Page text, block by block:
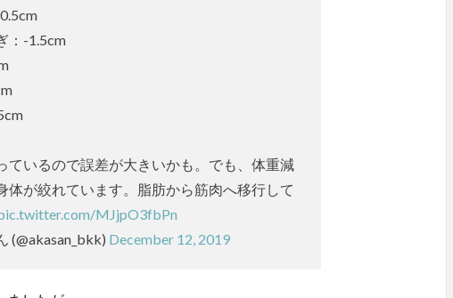
：-1.5cm
ているので誤差が大きいかも。でも、体重減
体が絞れています。脂肪から筋肉へ移行して
MJjpO3fbPn
(@akasan_bkk) December 12, 2019